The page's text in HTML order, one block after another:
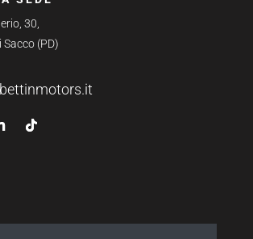
30,
(PD)